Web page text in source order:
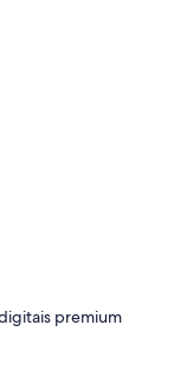
premium